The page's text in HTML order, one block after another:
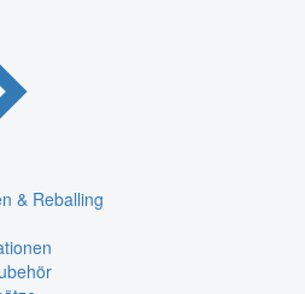
& Reballing